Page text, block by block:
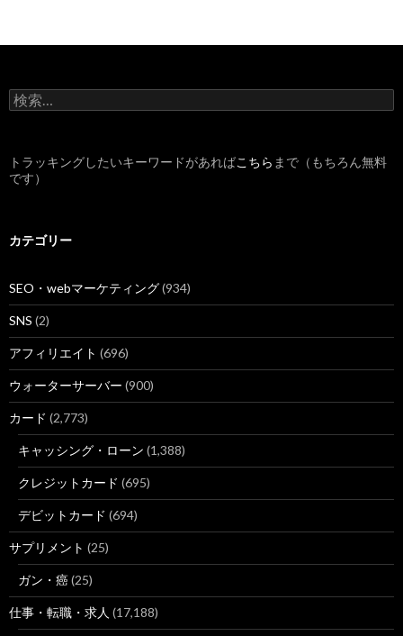
検
索
トラッキングしたいキーワードがあればこちら まで（もちろん無料
です）
カテゴリー
SEO・webマーケティング(934)
SNS (2)
アフィリエイト (696)
ウォーターサーバー (900)
カード (2,773)
キャッシング・ローン (1,388)
クレジットカード (695)
デビットカード (694)
サプリメント (25)
ガン・癌(25)
仕事・転職・求人 (17,188)